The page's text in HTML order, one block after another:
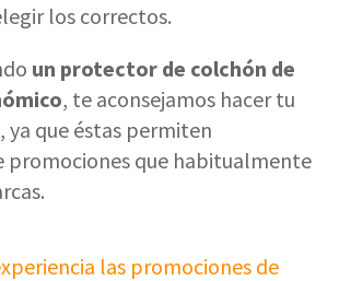
los correctos.
un protector de colchón de
, te aconsejamos hacer tu
que éstas permiten
promociones que habitualmente
las promociones de